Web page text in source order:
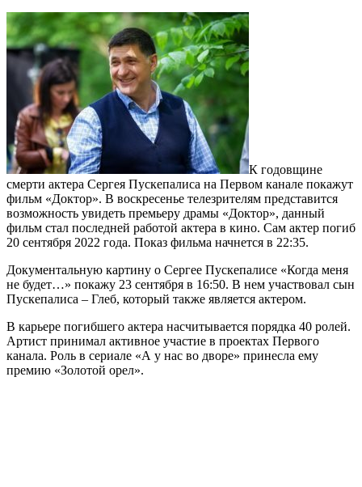
К годовщине
смерти актера Сергея Пускепалиса на Первом канале покажут
фильм «Доктор». В воскресенье телезрителям представится
возможность увидеть премьеру драмы «Доктор», данный
фильм стал последней работой актера в кино. Сам актер погиб
20 сентября 2022 года. Показ фильма начнется в 22:35.
Документальную картину о Сергее Пускепалисе «Когда меня
не будет…» покажу 23 сентября в 16:50. В нем участвовал сын
Пускепалиса – Глеб, который также является актером.
В карьере погибшего актера насчитывается порядка 40 ролей.
Артист принимал активное участие в проектах Первого
канала. Роль в сериале «А у нас во дворе» принесла ему
премию «Золотой орел».